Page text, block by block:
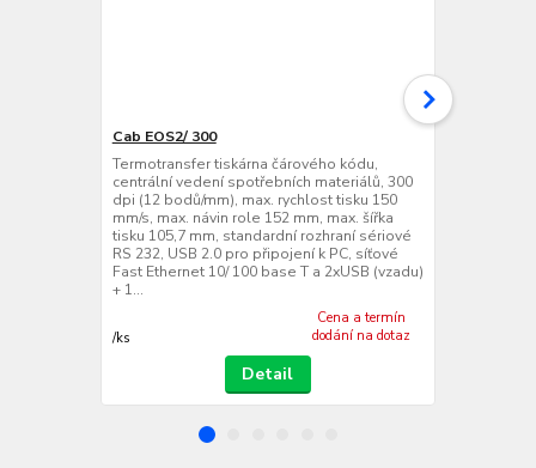
Cab EOS2/ 300
Termotransfer tiskárna čárového kódu,
centrální vedení spotřebních materiálů, 300
dpi (12 bodů/mm), max. rychlost tisku 150
mm/s, max. návin role 152 mm, max. šířka
tisku 105,7 mm, standardní rozhraní sériové
RS 232, USB 2.0 pro připojení k PC, síťové
Fast Ethernet 10/ 100 base T a 2xUSB (vzadu)
+ 1...
/ks
Cena a termín
dodání na dotaz
Detail